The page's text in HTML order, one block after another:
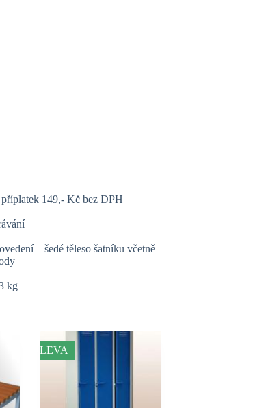
příplatek 149,- Kč bez DPH
– šedé těleso šatníku včetně
kg
SLEVA